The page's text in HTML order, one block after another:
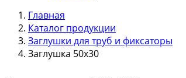
Главная
Каталог продукции
Заглушки для труб и фиксаторы
Заглушка 50х30